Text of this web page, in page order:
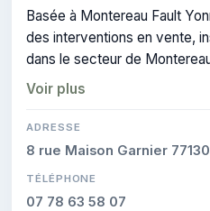
Basée à Montereau Fault
des interventions en vente,
dans le secteur de
certification atteste du
Voir plus
ADRESSE
8 rue Maison Garnier
TÉLÉPHONE
07 78 63 58 07